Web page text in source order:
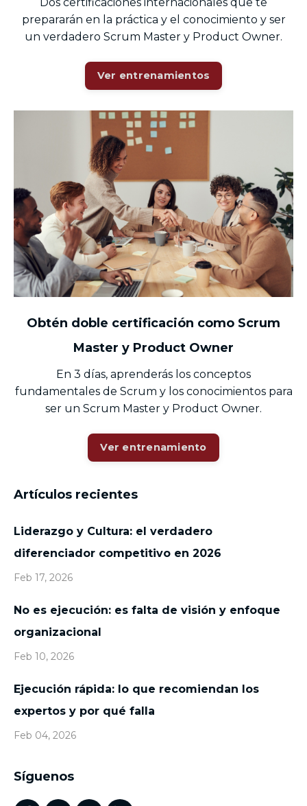
prepararán en la práctica y el conocimiento y ser
un verdadero Scrum Master y Product Owner.
Ver entrenamientos
Obtén doble certificación como Scrum
Master y Product Owner
En 3 días, aprenderás los conceptos
fundamentales de Scrum y los conocimientos para
ser un Scrum Master y Product Owner.
Ver entrenamiento
Artículos recientes
Liderazgo y Cultura: el verdadero
diferenciador competitivo en 2026
Feb 17, 2026
No es ejecución: es falta de visión y enfoque
organizacional
Feb 10, 2026
Ejecución rápida: lo que recomiendan los
expertos y por qué falla
Feb 04, 2026
Síguenos